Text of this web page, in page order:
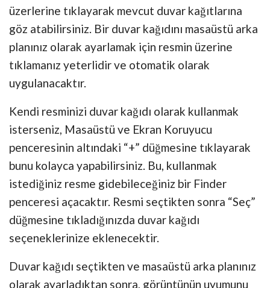
üzerlerine tıklayarak mevcut duvar kağıtlarına
göz atabilirsiniz. Bir duvar kağıdını masaüstü arka
planınız olarak ayarlamak için resmin üzerine
tıklamanız yeterlidir ve otomatik olarak
uygulanacaktır.
Kendi resminizi duvar kağıdı olarak kullanmak
isterseniz, Masaüstü ve Ekran Koruyucu
penceresinin altındaki “+” düğmesine tıklayarak
bunu kolayca yapabilirsiniz. Bu, kullanmak
istediğiniz resme gidebileceğiniz bir Finder
penceresi açacaktır. Resmi seçtikten sonra “Seç”
düğmesine tıkladığınızda duvar kağıdı
seçeneklerinize eklenecektir.
Duvar kağıdı seçtikten ve masaüstü arka planınız
olarak ayarladıktan sonra, görüntünün uyumunu